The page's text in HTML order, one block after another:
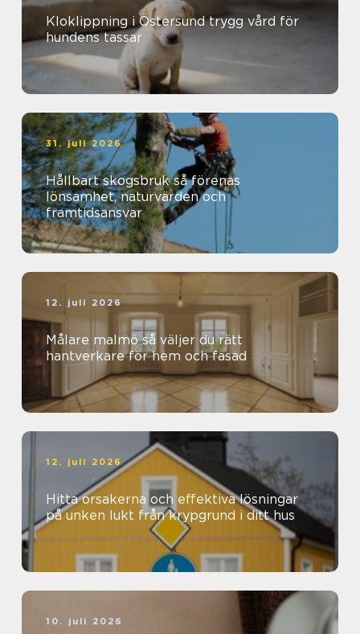
Kloklippning i Östersund trygg vård för
hundens tassar
31. juli 2026
Hållbart skogsbruk så förenas
lönsamhet, naturvärden och
framtidsansvar
12. juli 2026
Målare malmö så väljer du rätt
hantverkare för hem och fasad
12. juli 2026
Hitta orsakerna och effektiva lösningar
på unken lukt från krypgrund i ditt hus
10. juli 2026